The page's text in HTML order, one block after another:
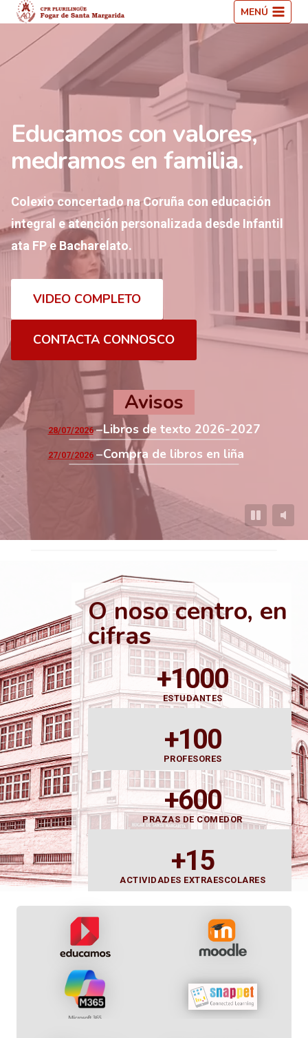
Saltar
ao
contido
MENÚ
Educamos con valores,
medramos en familia.
Colexio concertado na Coruña con educación
integral e atención personalizada desde Infantil
ata FP e Bacharelato.
VIDEO COMPLETO
CONTACTA CONNOSCO
Avisos
28/07/2026 Libros de texto 2026-2027
27/07/2026 Compra de libros en liña
O noso centro, en
cifras
+1000
ESTUDANTES
+100
PROFESORES
+600
PRAZAS DE COMEDOR
+15
ACTIVIDADES EXTRAESCOLARES